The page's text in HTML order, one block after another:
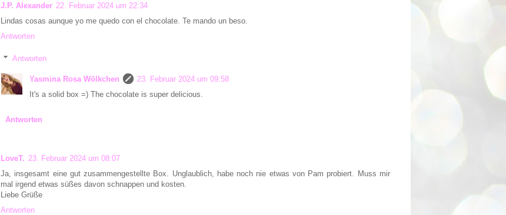
J.P. Alexander 22. Februar 2024 um 22:34
Lindas cosas aunque yo me quedo con el chocolate. Te mando un beso.
Antworten
Antworten
Yasmina Rosa Wölkchen
23. Februar 2024 um 09:58
It's a solid box =) The chocolate is super delicious.
Antworten
LoveT. 23. Februar 2024 um 08:07
Ja, insgesamt eine gut zusammengestellte Box. Unglaublich, habe noch nie etwas von Pam probiert. Muss mir
mal irgend etwas süßes davon schnappen und kosten.
Liebe Grüße
Antworten